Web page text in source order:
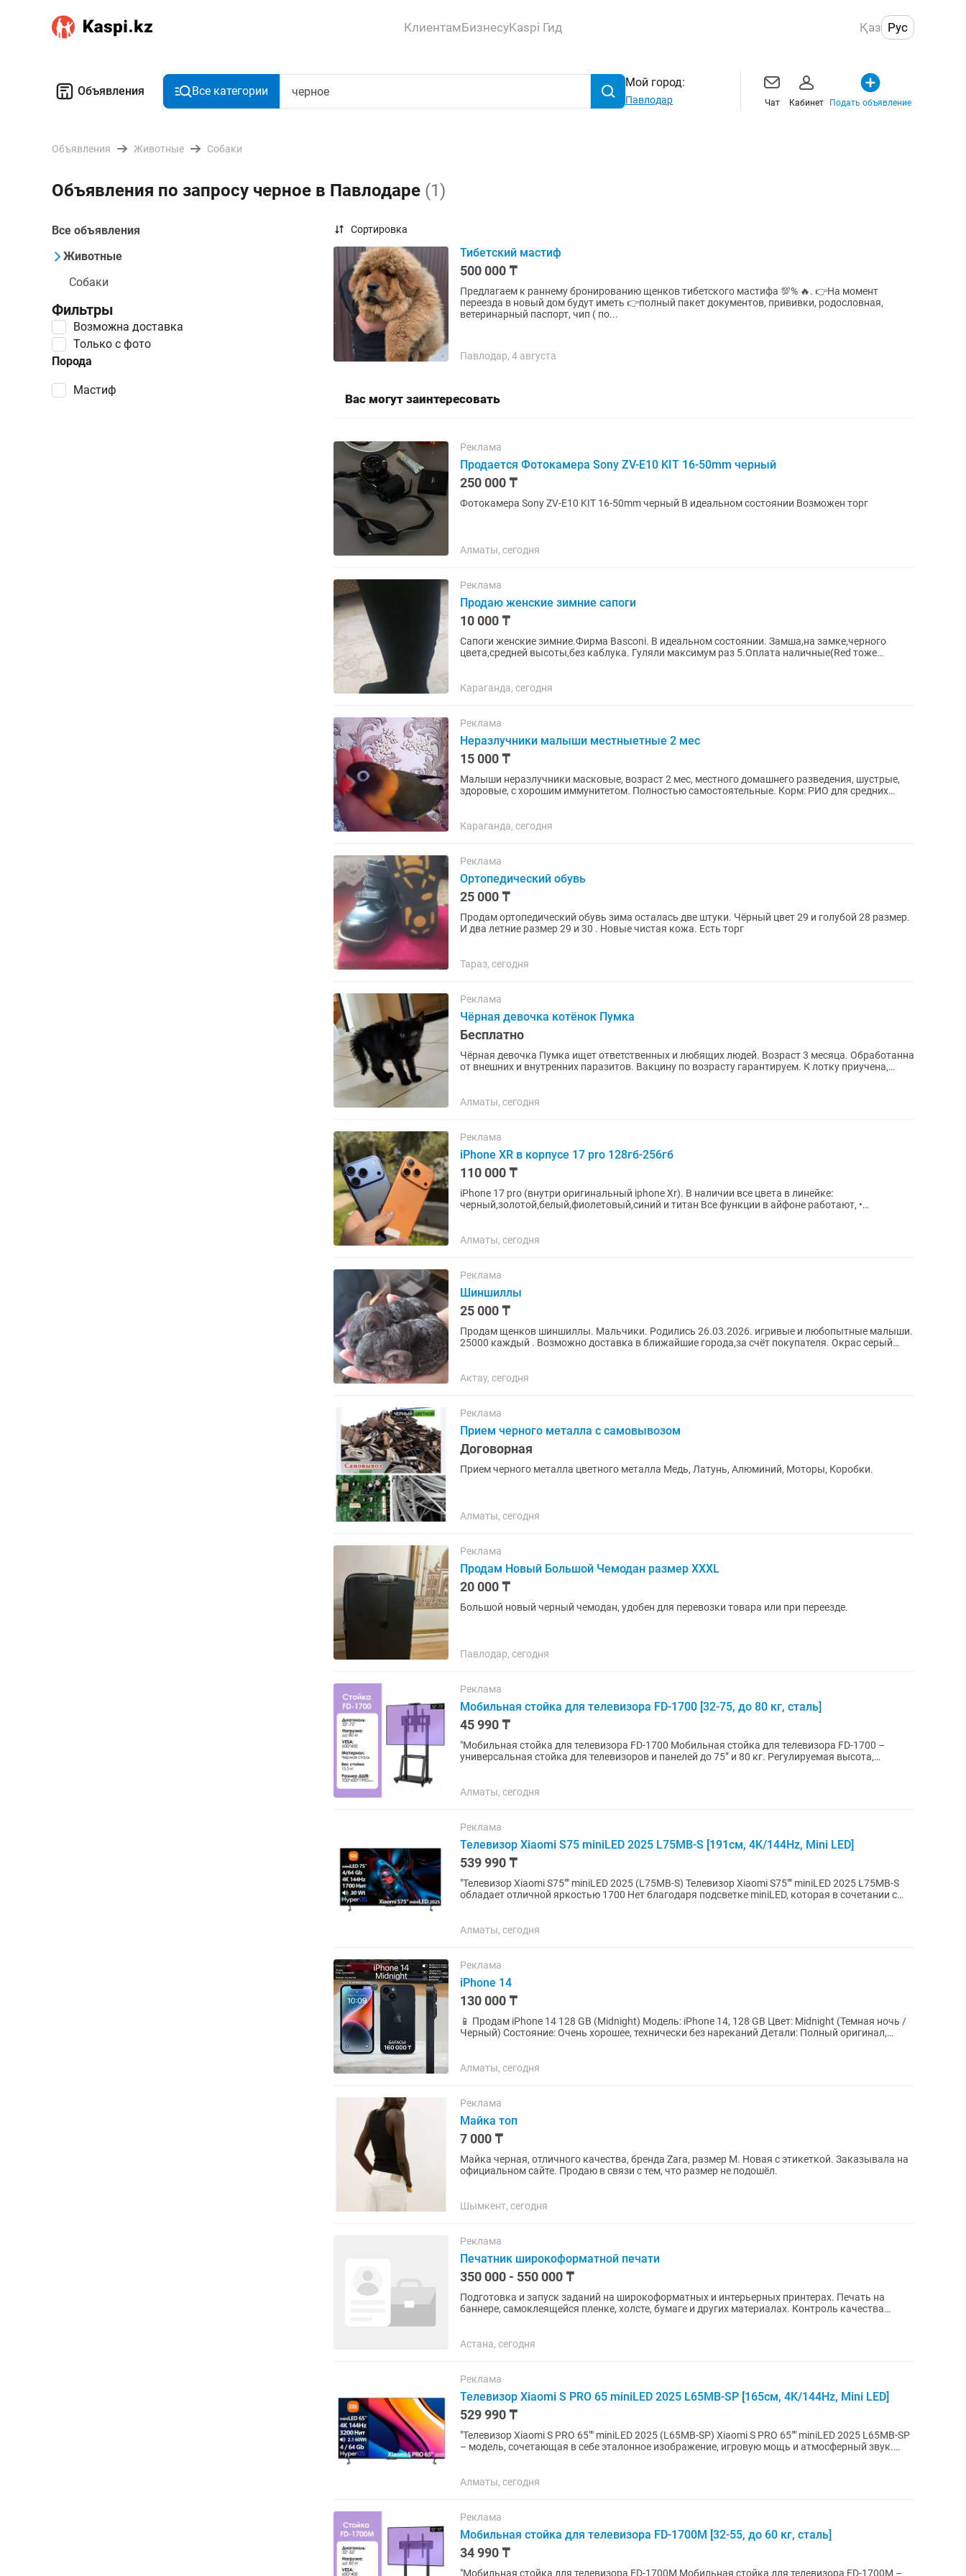
КлиентамБизнесуKaspi Гид Қаз Рус
Объявления Все категории
Мой город:
Павлодар Чат Кабинет Подать объявление
Объявления Животные Собаки
Объявления по запросу черное в Павлодаре (1)
Все объявления
Животные
Собаки
Фильтры
Возможна доставка
Порода
Мастиф
Только с фото
Сортировка
Тибетский мастиф
500 000 ₸
Предлагаем к раннему бронированию щенков тибетского мастифа 💯% 🔥. 👉На момент
переезда в новый дом будут иметь 👉полный пакет документов, прививки, родословная,
ветеринарный паспорт, чип ( по...
Павлодар, 4 августа
Вас могут заинтересовать
Реклама
Продается Фотокамера Sony ZV-E10 KIT 16-50mm черный
250 000 ₸
Фотокамера Sony ZV-E10 KIT 16-50mm черный В идеальном состоянии Возможен торг
Алматы, сегодня
Реклама
Продаю женские зимние сапоги
10 000 ₸
Сапоги женские зимние.Фирма Basconi. В идеальном состоянии. Замша,на замке,черного
цвета,средней высоты,без каблука. Гуляли максимум раз 5.Оплата наличные(Red тоже
Караганда, сегодня
Реклама
Неразлучники малыши местныетные 2 мес
15 000 ₸
Малыши неразлучники масковые, возраст 2 мес, местного домашнего разведения, шустрые,
здоровые, с хорошим иммунитетом. Полностью самостоятельные. Корм: РИО для средних
Караганда, сегодня
Реклама
Ортопедический обувь
25 000 ₸
Продам ортопедический обувь зима осталась две штуки. Чёрный цвет 29 и голубой 28 размер.
И два летние размер 29 и 30 . Новые чистая кожа. Есть торг
Тараз, сегодня
Реклама
Чёрная девочка котёнок Пумка
Бесплатно
Чёрная девочка Пумка ищет ответственных и любящих людей. Возраст 3 месяца. Обработанна
от внешних и внутренних паразитов. Вакцину по возрасту гарантируем. К лотку приучена,
Алматы, сегодня
Реклама
iPhone XR в корпусе 17 pro 128гб-256гб
110 000 ₸
iPhone 17 pro (внутри оригинальный iphone Xr). В наличии все цвета в линейке:
черный,золотой,белый,фиолетовый,синий и титан Все функции в айфоне работают, •
Алматы, сегодня
Реклама
Шиншиллы
25 000 ₸
Продам щенков шиншиллы. Мальчики. Родились 26.03.2026. игривые и любопытные малыши.
25000 каждый . Возможно доставка в ближайшие города,за счёт покупателя. Окрас серый
Актау, сегодня
Реклама
Прием черного металла с самовывозом
Договорная
Прием черного металла цветного металла Медь, Латунь, Алюминий, Моторы, Коробки.
Алматы, сегодня
Реклама
Продам Новый Большой Чемодан размер XXXL
20 000 ₸
Большой новый черный чемодан, удобен для перевозки товара или при переезде.
Павлодар, сегодня
Реклама
Мобильная стойка для телевизора FD-1700 [32-75, до 80 кг, сталь]
45 990 ₸
"Мобильная стойка для телевизора FD-1700 Мобильная стойка для телевизора FD-1700 –
универсальная стойка для телевизоров и панелей до 75” и 80 кг. Регулируемая высота,
Алматы, сегодня
Реклама
Телевизор Xiaomi S75 miniLED 2025 L75MB-S [191см, 4K/144Hz, Mini LED]
539 990 ₸
"Телевизор Xiaomi S75"" miniLED 2025 (L75MB-S) Телевизор Xiaomi S75"" miniLED 2025 L75MB-S
обладает отличной яркостью 1700 Нет благодаря подсветке miniLED, которая в сочетании с
Алматы, сегодня
Реклама
iPhone 14
130 000 ₸
📱 Продам iPhone 14 128 GB (Midnight) Модель: iPhone 14, 128 GB Цвет: Midnight (Темная ночь /
Черный) Состояние: Очень хорошее, технически без нареканий Детали: Полный оригинал,
Алматы, сегодня
Реклама
Майка топ
7 000 ₸
Майка черная, отличного качества, бренда Zara, размер М. Новая с этикеткой. Заказывала на
официальном сайте. Продаю в связи с тем, что размер не подошёл.
Шымкент, сегодня
Реклама
Печатник широкоформатной печати
350 000 - 550 000 ₸
Подготовка и запуск заданий на широкоформатных и интерьерных принтерах. Печать на
баннере, самоклеящейся пленке, холсте, бумаге и других материалах. Контроль качества
Астана, сегодня
Реклама
Телевизор Xiaomi S PRO 65 miniLED 2025 L65MB-SP [165см, 4K/144Hz, Mini LED]
529 990 ₸
"Телевизор Xiaomi S PRO 65"" miniLED 2025 (L65MB-SP) Xiaomi S PRO 65"" miniLED 2025 L65MB-SP
– модель, сочетающая в себе эталонное изображение, игровую мощь и атмосферный звук.
Алматы, сегодня
Реклама
Мобильная стойка для телевизора FD-1700M [32-55, до 60 кг, сталь]
34 990 ₸
"Мобильная стойка для телевизора FD-1700M Мобильная стойка для телевизора FD-1700M –